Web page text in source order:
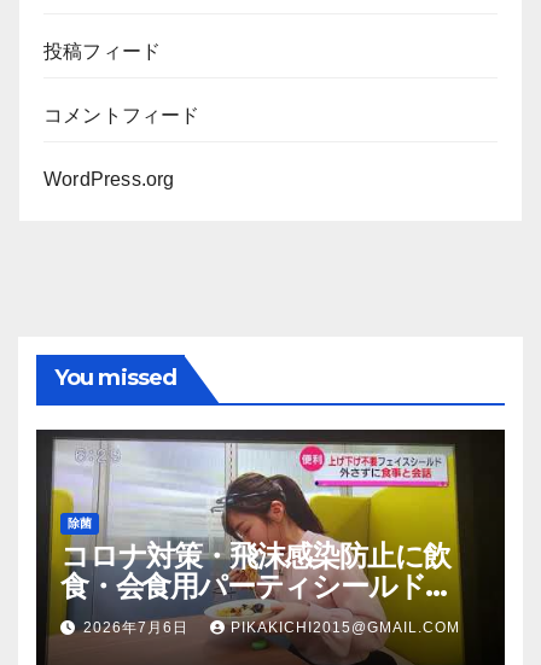
投稿フィード
コメントフィード
WordPress.org
You missed
除菌
コロナ対策・飛沫感染防止に飲
食・会食用パーティシールド
（マスク会食代替品）ＦＢＣ福井
放送のＴＶ番組での紹介映像
2026年7月6日 PIKAKICHI2015@GMAIL.COM